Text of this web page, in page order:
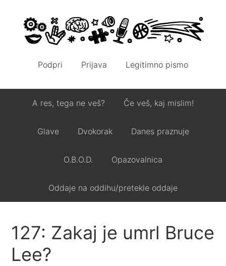
Podpri Prijava Legitimno pismo
A res, tega ne veš? Če veš, kaj mislim!
Glave Dvokorak Danes praznuje
O.B.O.D. Opazovalnica
Oddaje na oddihu/pretekle oddaje
127: Zakaj je umrl Bruce
Lee?